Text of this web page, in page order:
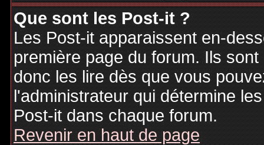
Que sont les Post-it ?
Les Post-it apparaissent en-
première page du forum. Ils
donc les lire dès que vous
l'administrateur qui détermine
Post-it dans chaque forum.
Revenir en haut de page